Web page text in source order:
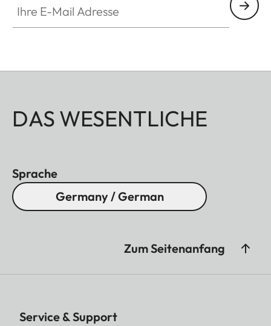
DAS WESENTLICHE
Sprache
Germany / German
Zum Seitenanfang
Service & Support